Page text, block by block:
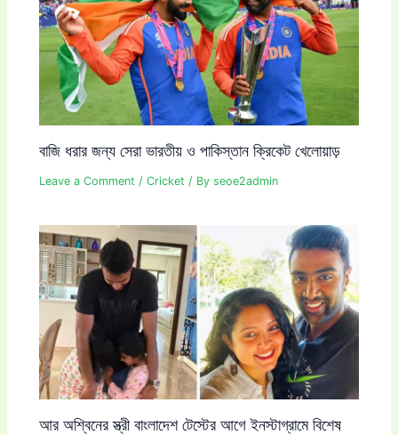
বাজি ধরার জন্য সেরা ভারতীয় ও পাকিস্তান ক্রিকেট খেলোয়াড়
Leave a Comment /Cricket / Byseoe2admin
আর অশ্বিনের স্ত্রী বাংলাদেশ টেস্টের আগে ইনস্টাগ্রামে বিশেষ